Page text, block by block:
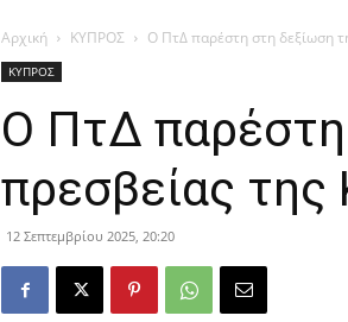
Αρχική ΚΥΠΡΟΣ Ο ΠτΔ παρέστη στη δεξίωση
ΚΥΠΡΟΣ
Ο ΠτΔ
πρεσβείας της
12 Σεπτεμβρίου 2025, 20:20